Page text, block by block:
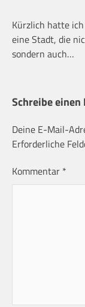
Kürzlich hatte
eine Stadt, die
sondern auch…
Schreibe
Deine E-Mail-
Erforderliche
Kommentar *